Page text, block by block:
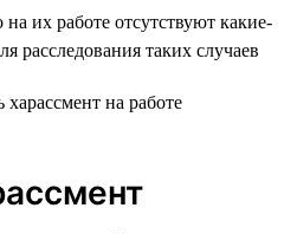
их работе отсутствуют какие-
расследования таких случаев
на работе